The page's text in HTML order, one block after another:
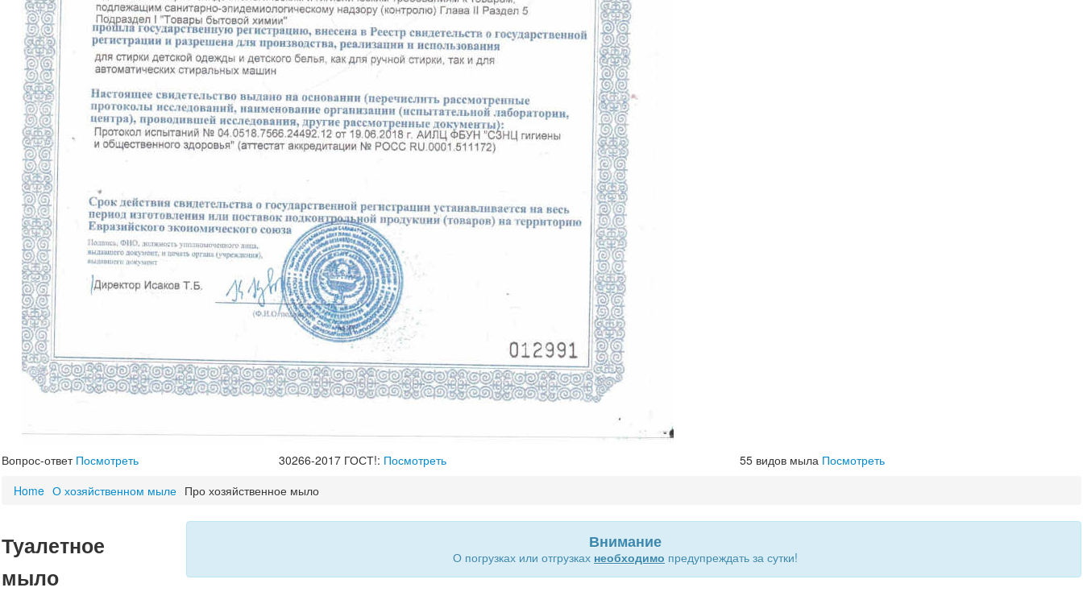
Вопрос-ответ Посмотреть 30266-2017ГОСТ!: Посмотреть 55 видов мыла Посмотреть
Home О хозяйственном мыле Про хозяйственное мыло
Туалетное
мыло
Внимание
О погрузках или отгрузках необходимо предупреждать за сутки!